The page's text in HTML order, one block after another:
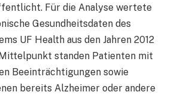
Für die Analyse wertete
Gesundheitsdaten des
UF Health aus den Jahren 2012
standen Patienten mit
Beeinträchtigungen sowie
bereits Alzheimer oder andere